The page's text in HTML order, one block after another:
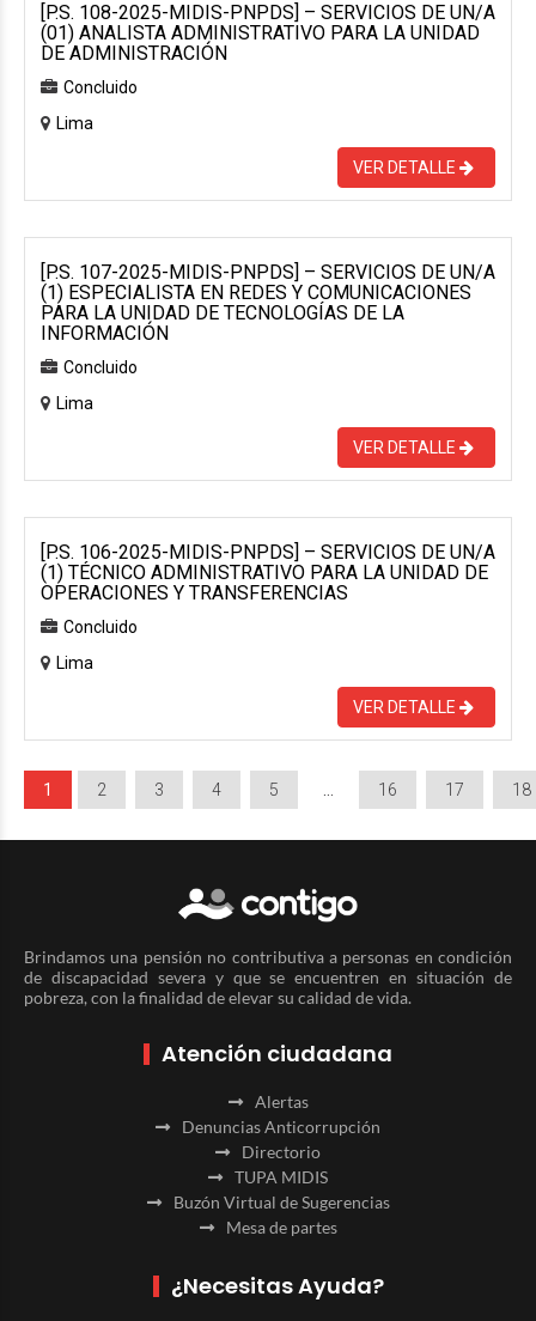
[P.S. 108-2025-MIDIS-PNPDS] – SERVICIOS DE UN/A
(01) ANALISTA ADMINISTRATIVO PARA LA UNIDAD
DE ADMINISTRACIÓN
Concluido
Lima
VER DETALLE
[P.S. 107-2025-MIDIS-PNPDS] – SERVICIOS DE UN/A
(1) ESPECIALISTA EN REDES Y COMUNICACIONES
PARA LA UNIDAD DE TECNOLOGÍAS DE LA
INFORMACIÓN
Concluido
Lima
VER DETALLE
[P.S. 106-2025-MIDIS-PNPDS] – SERVICIOS DE UN/A
(1) TÉCNICO ADMINISTRATIVO PARA LA UNIDAD DE
OPERACIONES Y TRANSFERENCIAS
Concluido
Lima
VER DETALLE
1 2 3 4 5 16 17 18
Brindamos una pensión no contributiva a personas en condición
de discapacidad severa y que se encuentren en situación de
pobreza, con la finalidad de elevar su calidad de vida.
Atención ciudadana
Alertas
Denuncias Anticorrupción
Directorio
TUPA MIDIS
Buzón Virtual de Sugerencias
Mesa de partes
¿Necesitas Ayuda?